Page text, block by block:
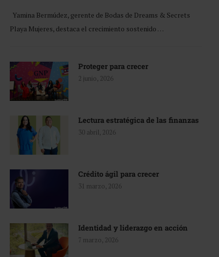
Yamina Bermúdez, gerente de Bodas de Dreams & Secrets
Playa Mujeres, destaca el crecimiento sostenido …
Proteger para crecer
2 junio, 2026
Lectura estratégica de las finanzas
30 abril, 2026
Crédito ágil para crecer
31 marzo, 2026
Identidad y liderazgo en acción
7 marzo, 2026